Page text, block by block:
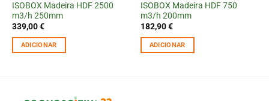
ISOBOX Madeira HDF 2500
m3/h 250mm
339,00€
ADICIONAR
ISOBOX Madeira HDF 750
m3/h 200mm
182,90€
ADICIONAR